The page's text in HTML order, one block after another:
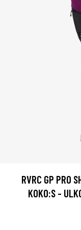
RVRC GP PRO
KOKO:S -